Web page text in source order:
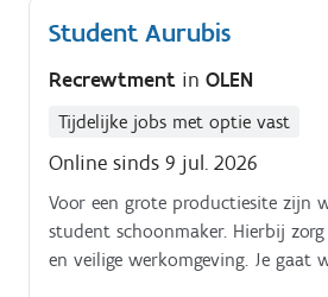
Student Aurubis
Recrewtment in OLEN
Tijdelijke jobs met optie vast
Online sinds 9 jul. 2026
Voor een grote productiesite zijn
student schoonmaker. Hierbij
en veilige werkomgeving. Je gaat